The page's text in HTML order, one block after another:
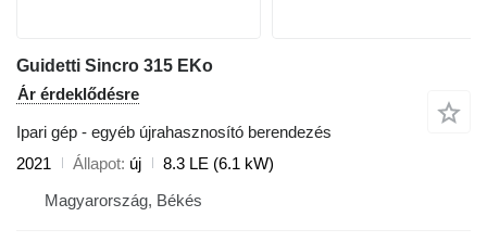
Guidetti Sincro 315 EKo
Ár érdeklődésre
Ipari gép - egyéb újrahasznosító berendezés
2021
Állapot új
8.3 LE (6.1 kW)
Magyarország, Békés